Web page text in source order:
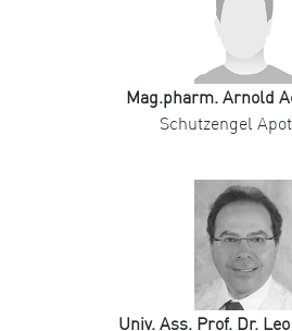
Mag.pharm. Arnold
Schutzengel
Univ. Ass. Prof. Dr.